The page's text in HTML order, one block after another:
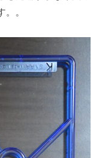
。